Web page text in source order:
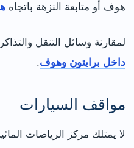
هوف أو متابعة النزهة باتجاه
لمقارنة وسائل التنقل
داخل برايتون وهوف.
مواقف السيارات
لا يمتلك مركز الرياضات